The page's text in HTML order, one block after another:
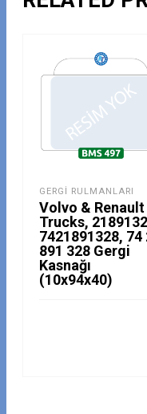
GERGI RULMANLARI
Volvo & Renault
Trucks,
7421891328, 74
891 328 Gergi
Kasnağı
(10x94x40)